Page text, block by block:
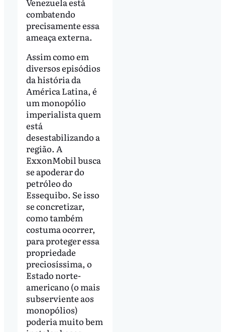
combatendo
precisamente essa
ameaça externa.
Assim como em
diversos episódios
da história da
América Latina, é
um monopólio
imperialista quem
está
desestabilizando a
região. A
ExxonMobil busca
se apoderar do
petróleo do
Essequibo. Se isso
se concretizar,
como também
costuma ocorrer,
para proteger essa
propriedade
preciosíssima, o
Estado norte-
americano (o mais
subserviente aos
monopólios)
poderia muito bem